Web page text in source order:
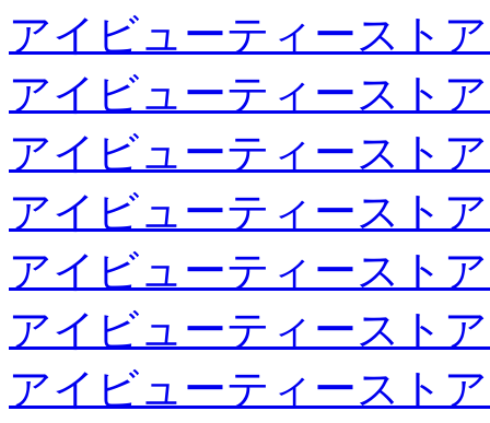
アイビューティースト
アイビューティースト
アイビューティースト
アイビューティースト
アイビューティースト
アイビューティースト
アイビューティースト